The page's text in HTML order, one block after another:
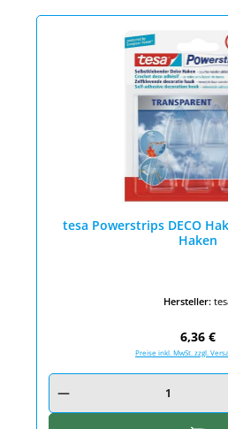
tesa Powerstrips DECO
Haken
Hersteller:
6,36 €
Preise inkl. MwSt. zzgl.
Produkt Anzahl: Gib den